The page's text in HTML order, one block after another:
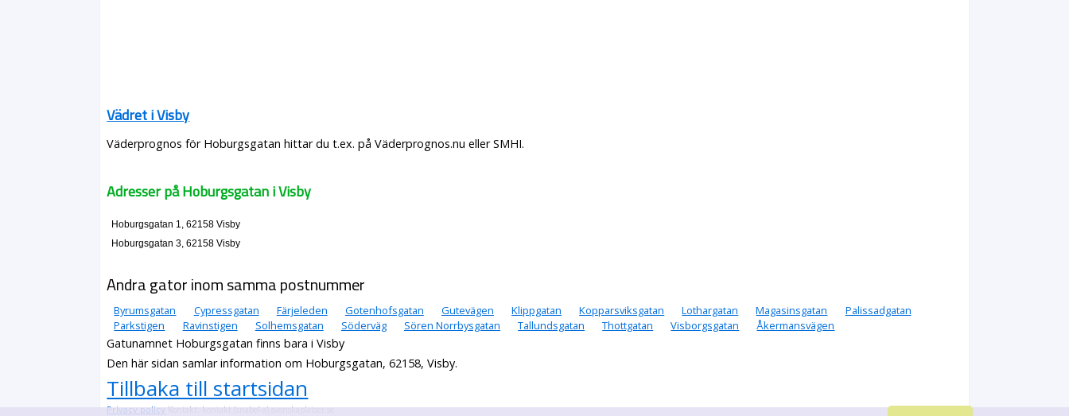
Vädret i Visby
Väderprognos för Hoburgsgatan hittar du t.ex. på Väderprognos.nu eller SMHI.
Adresser på Hoburgsgatan i Visby
Hoburgsgatan 1, 62158 Visby
Hoburgsgatan 3, 62158 Visby
Andra gator inom samma postnummer
Byrumsgatan Cypressgatan Färjeleden Gotenhofsgatan Gutevägen Klippgatan Kopparsviksgatan Lothargatan Magasinsgatan
Palissadgatan
Parkstigen
Ravinstigen Solhemsgatan Söderväg Sören Norrbysgatan Tallundsgatan Thottgatan Visborgsgatan Åkermansvägen
Gatunamnet Hoburgsgatan finns bara i Visby
Den här sidan samlar information om Hoburgsgatan, 62158, Visby.
Tillbaka till startsidan
Privacy policyKontakt: kontakt (snabel-a) svenskaplatser.se